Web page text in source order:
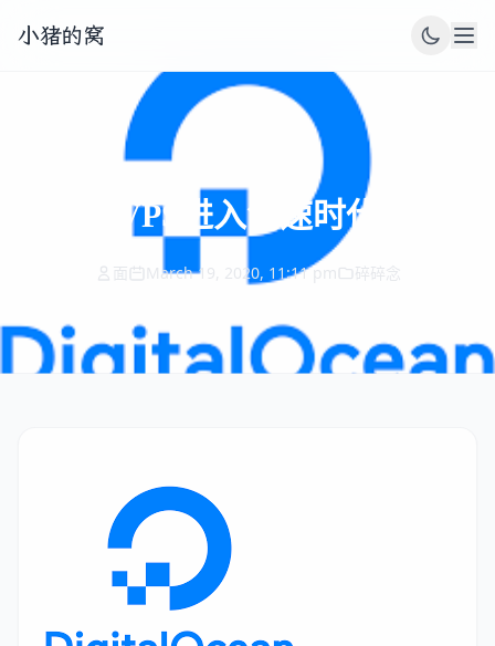
小猪的窝
VPS进入龟速时代
面 March 19, 2020, 11:11 pm 碎碎念